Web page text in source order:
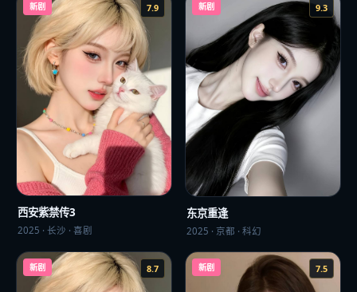
新剧 7.9
西安紫禁传3
2025 · 长沙 · 喜剧
新剧 9.3
东京重逢
2025 · 京都 · 科幻
新剧 8.7 新剧 7.5